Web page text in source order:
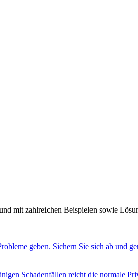
mit zahlreichen Beispielen sowie
geben. Sichern Sie sich ab und
Schadenfällen reicht die normale